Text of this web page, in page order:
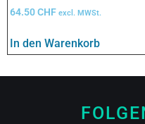
64.50CHF excl. MWSt.
In den Warenkorb